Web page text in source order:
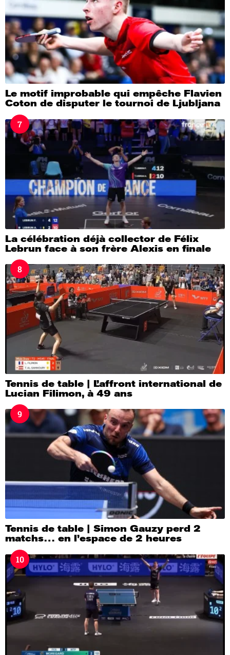
Le motif improbable qui empêche Flavien
Coton de disputer le tournoi de Ljubljana
7
La célébration déjà collector de Félix
Lebrun face à son frère Alexis en finale
8
Tennis de table | L’affront international de
Lucian Filimon, à 49 ans
9
Tennis de table | Simon Gauzy perd 2
matchs… en l’espace de 2 heures
10